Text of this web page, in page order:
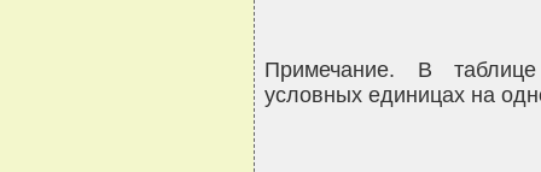
Примечание. В
условных единицах на